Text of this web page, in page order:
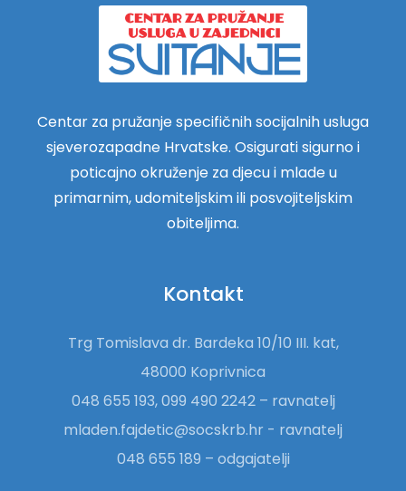
Centar za pružanje specifičnih socijalnih usluga
sjeverozapadne Hrvatske. Osigurati sigurno i
poticajno okruženje za djecu i mlade u
primarnim, udomiteljskim ili posvojiteljskim
obiteljima.
Kontakt
Trg Tomislava dr. Bardeka 10/10 III. kat,
48000 Koprivnica
048 655 193, 099 490 2242 – ravnatelj
mladen.fajdetic@socskrb.hr - ravnatelj
048 655 189 – odgajatelji